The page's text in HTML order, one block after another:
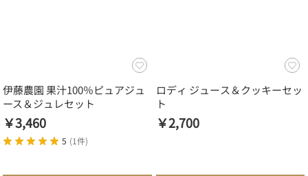
伊藤農園 果汁100％ピュアジュ
ース＆ジュレセット
￥3,460
5 (1件)
ロディ ジュース＆クッキーセッ
ト
￥2,700